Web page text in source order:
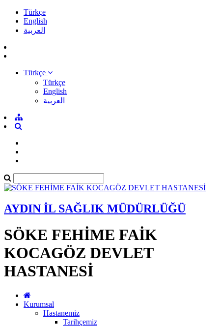
Türkçe
English
العربية
Türkçe
Türkçe
English
العربية
AYDIN İL SAĞLIK MÜDÜRLÜĞÜ
SÖKE FEHİME FAİK
KOCAGÖZ DEVLET
HASTANESİ
Kurumsal
Hastanemiz
Tarihçemiz